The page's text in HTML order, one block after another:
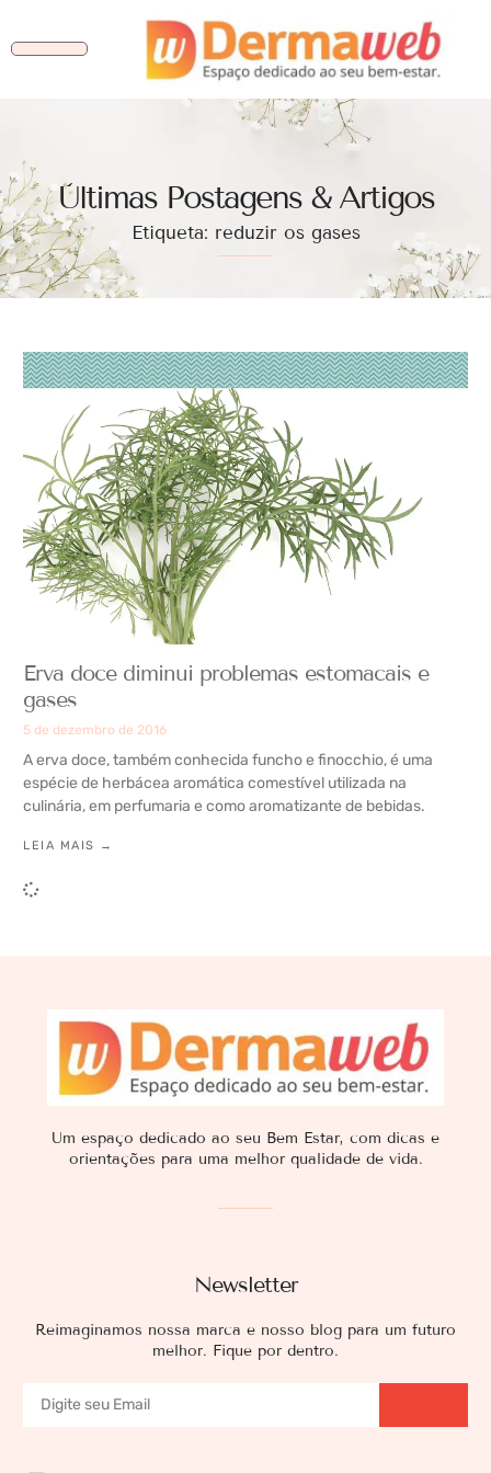
Ùltimas Postagens & Artigos
Etiqueta: reduzir os gases
Erva doce diminui problemas estomacais e
gases
5 de dezembro de 2016
A erva doce, também conhecida funcho e finocchio, é uma
espécie de herbácea aromática comestível utilizada na
culinária, em perfumaria e como aromatizante de bebidas.
LEIA MAIS →
Newsletter
Reimaginamos nossa marca e nosso blog para um futuro
melhor. Fique por dentro.
Um espaço dedicado ao seu Bem Estar, com dicas e
orientações para uma melhor qualidade de vida.